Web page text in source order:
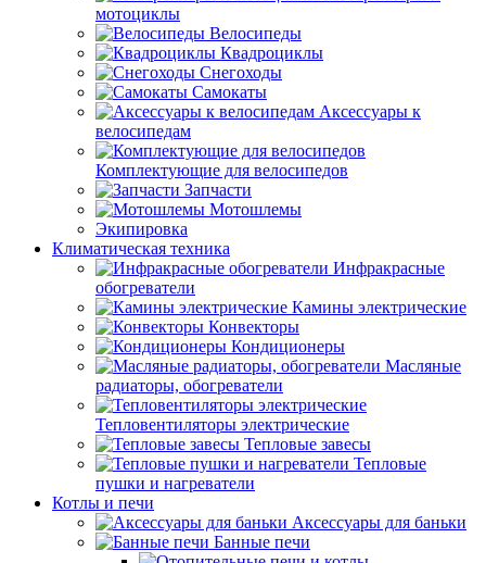
мотоциклы
Велосипеды
Квадроциклы
Снегоходы
Самокаты
Аксессуары к
велосипедам
Комплектующие для велосипедов
Запчасти
Мотошлемы
Экипировка
Климатическая техника
Инфракрасные
обогреватели
Камины электрические
Конвекторы
Кондиционеры
Масляные
радиаторы, обогреватели
Тепловентиляторы электрические
Тепловые завесы
Тепловые
пушки и нагреватели
Котлы и печи
Аксессуары для баньки
Банные печи